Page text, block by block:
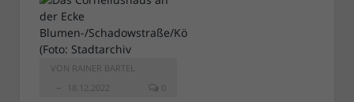
VON RAINER BARTEL
18.12.2022
0